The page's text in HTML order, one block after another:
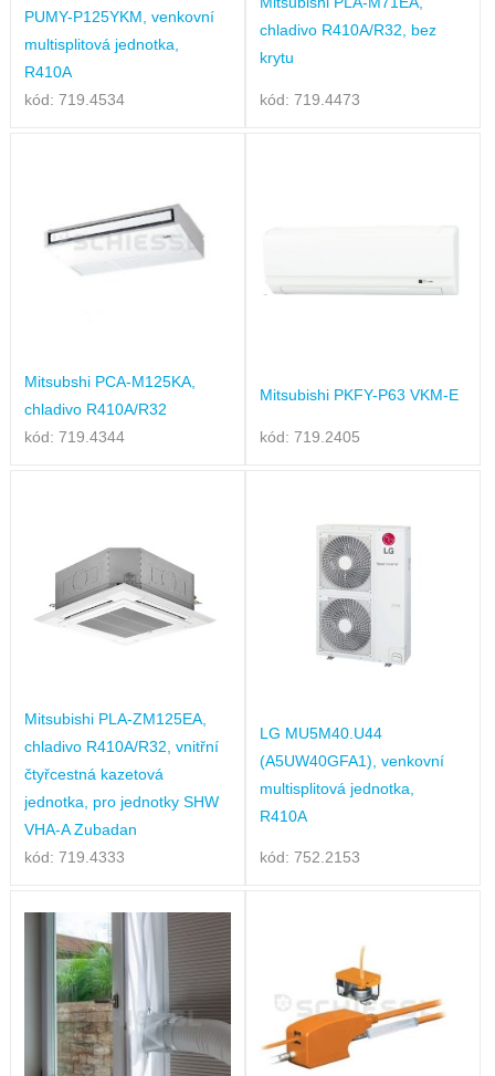
PUMY-P125YKM, venkovní
multisplitová jednotka,
R410A
kód: 719.4534
chladivo R410A/R32, bez
krytu
kód: 719.4473
Mitsubshi PCA-M125KA,
chladivo R410A/R32
kód: 719.4344
Mitsubishi PKFY-P63 VKM-E
kód: 719.2405
Mitsubishi PLA-ZM125EA,
chladivo R410A/R32, vnitřní
čtyřcestná kazetová
jednotka, pro jednotky SHW
VHA-A Zubadan
kód: 719.4333
LG MU5M40.U44
(A5UW40GFA1), venkovní
multisplitová jednotka,
R410A
kód: 752.2153